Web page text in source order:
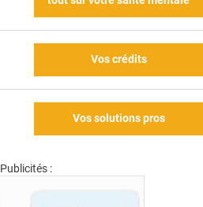
Vos crédits
Vos solutions pros
Publicités :